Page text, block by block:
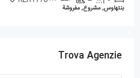
بنتهاوس, مشروع, مفروشة
Trova Agenzie